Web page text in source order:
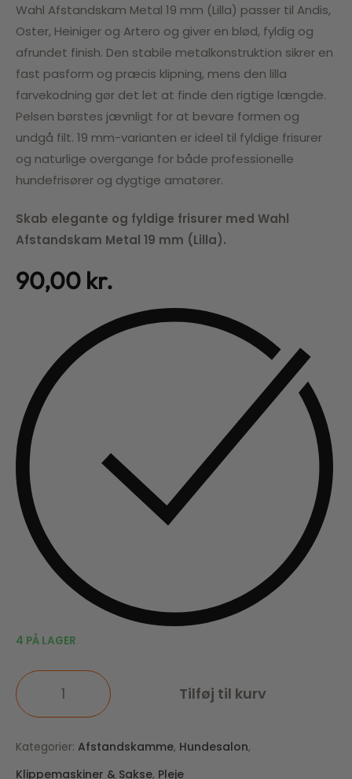
Wahl Afstandskam Metal 19 mm (Lilla) passer til Andis,
Oster, Heiniger og Artero og giver en blød, fyldig og
afrundet finish. Den stabile metalkonstruktion sikrer en
fast pasform og præcis klipning, mens den lilla
farvekodning gør det let at finde den rigtige længde.
Pelsen børstes jævnligt for at bevare formen og
undgå filt. 19 mm-varianten er ideel til fyldige frisurer
og naturlige overgange for både professionelle
hundefrisører og dygtige amatører.
Skab elegante og fyldige frisurer med Wahl
Afstandskam Metal 19 mm (Lilla).
90,00 kr.
4 PÅ LAGER
Tilføj til kurv
Kategorier: Afstandskamme, Hundesalon,
Klippemaskiner & Sakse, Pleje